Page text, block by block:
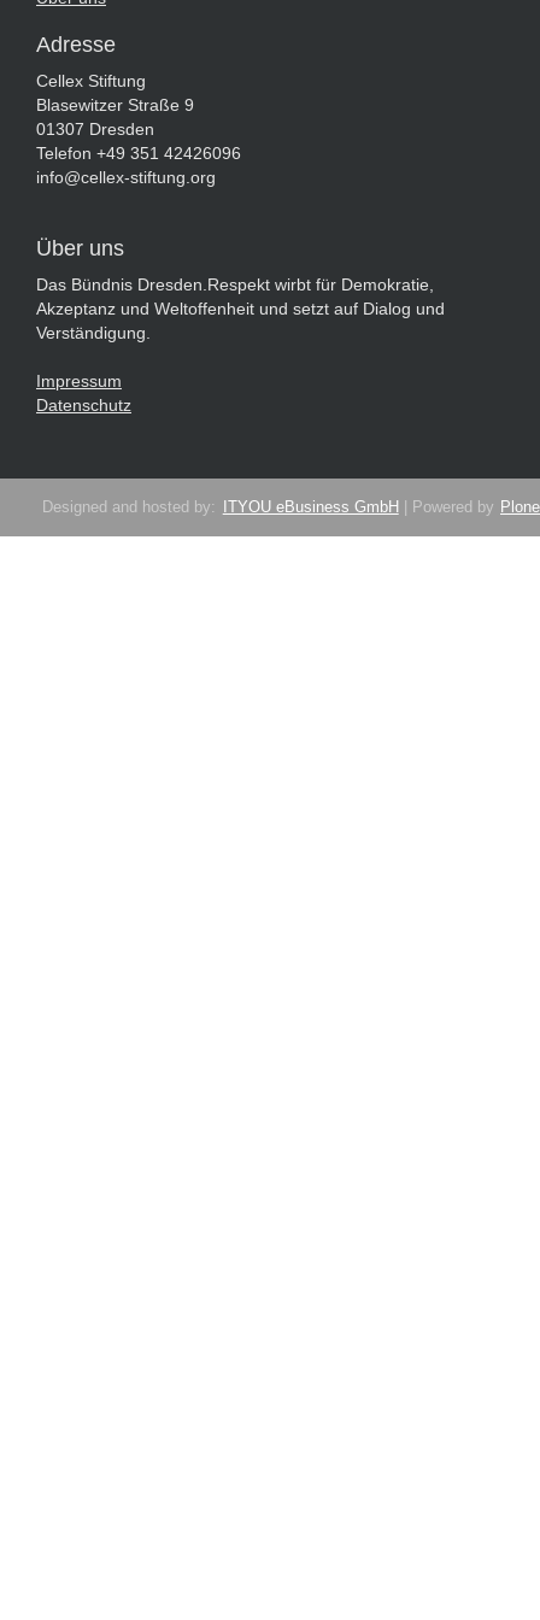
Adresse
Cellex Stiftung
Blasewitzer Straße 9
01307 Dresden
Telefon +49 351 42426096
info@cellex-stiftung.org
Über uns
Das Bündnis Dresden.Respekt wirbt für Demokratie,
Akzeptanz und Weltoffenheit und setzt auf Dialog und
Verständigung.
Impressum
Datenschutz
Designed and hosted by: ITYOU eBusiness GmbH | Powered by Plone